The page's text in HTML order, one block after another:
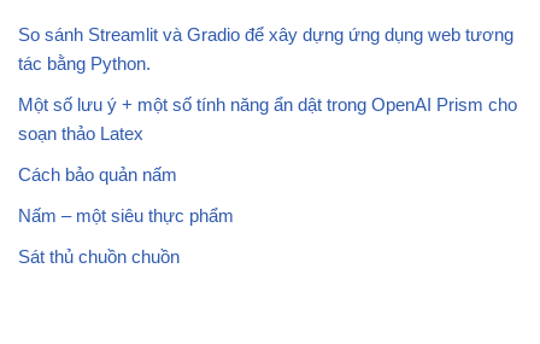
So sánh Streamlit và Gradio để xây dựng ứng dụng web tương
tác bằng Python.
Một số lưu ý + một số tính năng ẩn dật trong OpenAI Prism cho
soạn thảo Latex
Cách bảo quản nấm
Nấm – một siêu thực phẩm
Sát thủ chuồn chuồn